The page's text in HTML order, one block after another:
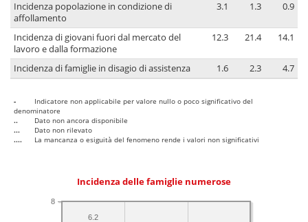
Incidenza popolazione in condizione di
affollamento
3.1 1.3 0.9
Incidenza di giovani fuori dal mercato del
lavoro e dalla formazione
12.3 21.4 14.1
Incidenza di famiglie in disagio di assistenza 1.6 2.3 4.7
-
Indicatore non applicabile per valore nullo o poco significativo del
denominatore
..
Dato non ancora disponibile
...
Dato non rilevato
....
La mancanza o esiguità del fenomeno rende i valori non significativi
Incidenza delle famiglie numerose
8
6.2